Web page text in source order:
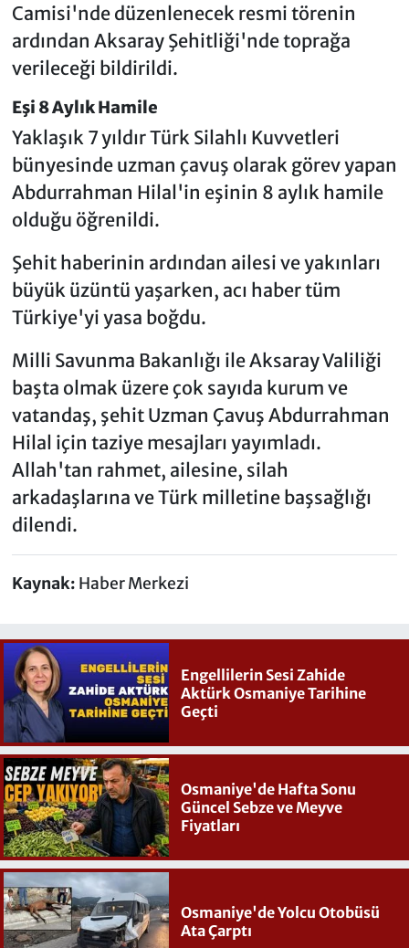
Camisi'nde düzenlenecek resmi törenin
ardından Aksaray Şehitliği'nde toprağa
verileceği bildirildi.
Eşi 8 Aylık Hamile
Yaklaşık 7 yıldır Türk Silahlı Kuvvetleri
bünyesinde uzman çavuş olarak görev yapan
Abdurrahman Hilal'in eşinin 8 aylık hamile
olduğu öğrenildi.
Şehit haberinin ardından ailesi ve yakınları
büyük üzüntü yaşarken, acı haber tüm
Türkiye'yi yasa boğdu.
Milli Savunma Bakanlığı ile Aksaray Valiliği
başta olmak üzere çok sayıda kurum ve
vatandaş, şehit Uzman Çavuş Abdurrahman
Hilal için taziye mesajları yayımladı.
Allah'tan rahmet, ailesine, silah
arkadaşlarına ve Türk milletine başsağlığı
dilendi.
Kaynak: Haber Merkezi
Engellilerin Sesi Zahide
Aktürk Osmaniye Tarihine
Geçti
Osmaniye'de Hafta Sonu
Güncel Sebze ve Meyve
Fiyatları
Osmaniye'de Yolcu Otobüsü
Ata Çarptı